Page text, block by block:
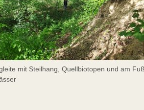
mit Steilhang, Quellbiotopen und am